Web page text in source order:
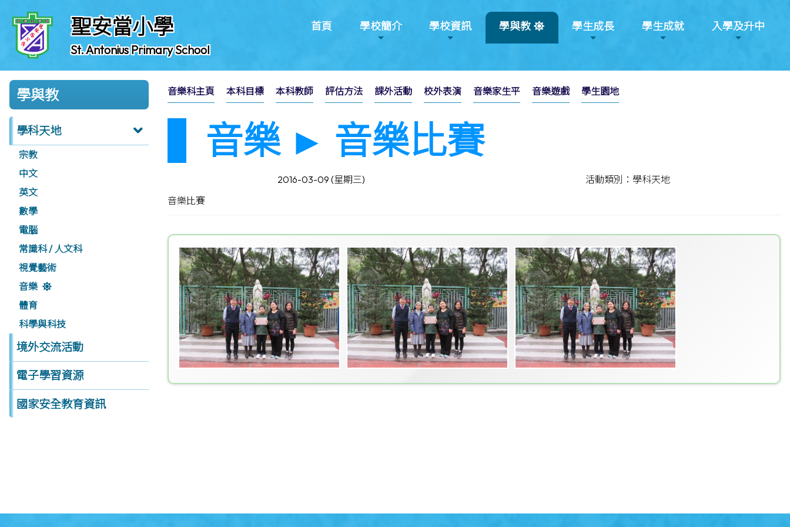
聖安當小學
St. Antonius Primary School
首頁 學校簡介 學校資訊 學與教 學生成長 學生成就 入學及升中
學與教
學科天地
宗教
中文
英文
數學
電腦
常識科 / 人文科
視覺藝術
音樂
體育
科學與科技
境外交流活動
電子學習資源
國家安全教育資訊
音樂科主頁 本科目標 本科教師 評估方法 課外活動 校外表演 音樂家生平 音樂遊戲 學生園地
音樂 ► 音樂比賽
2016-03-09 (星期三)
活動類別：學科天地
音樂比賽